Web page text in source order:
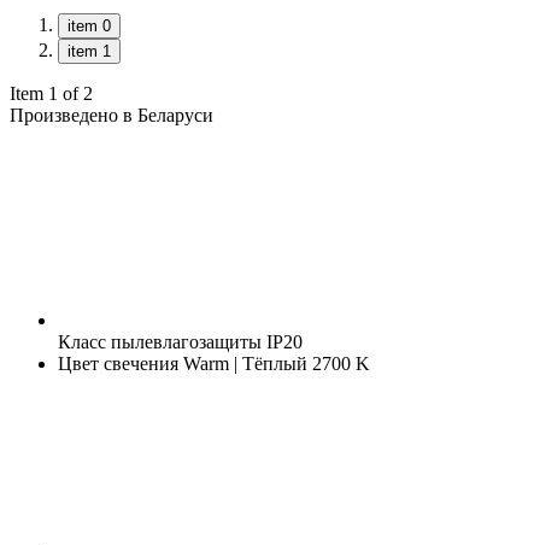
item 0
item 1
Item 1 of 2
Произведено в Беларуси
Класс пылевлагозащиты IP20
Цвет свечения Warm | Тёплый 2700 K